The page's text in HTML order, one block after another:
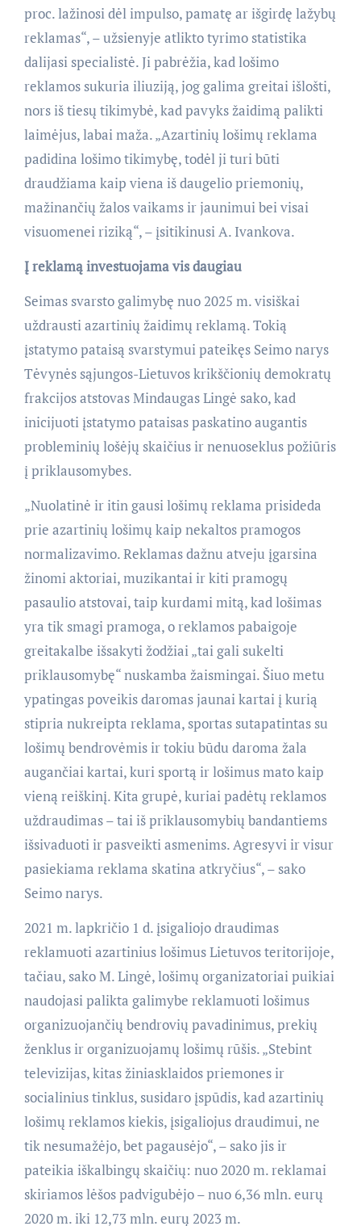
proc. lažinosi dėl impulso, pamatę ar išgirdę lažybų
reklamas“, – užsienyje atlikto tyrimo statistika
dalijasi specialistė. Ji pabrėžia, kad lošimo
reklamos sukuria iliuziją, jog galima greitai išlošti,
nors iš tiesų tikimybė, kad pavyks žaidimą palikti
laimėjus, labai maža. „Azartinių lošimų reklama
padidina lošimo tikimybę, todėl ji turi būti
draudžiama kaip viena iš daugelio priemonių,
mažinančių žalos vaikams ir jaunimui bei visai
visuomenei riziką“, – įsitikinusi A. Ivankova.
Į reklamą investuojama vis daugiau
Seimas svarsto galimybę nuo 2025 m. visiškai
uždrausti azartinių žaidimų reklamą. Tokią
įstatymo pataisą svarstymui pateikęs Seimo narys
Tėvynės sąjungos-Lietuvos krikščionių demokratų
frakcijos atstovas Mindaugas Lingė sako, kad
inicijuoti įstatymo pataisas paskatino augantis
probleminių lošėjų skaičius ir nenuoseklus požiūris
į priklausomybes.
„Nuolatinė ir itin gausi lošimų reklama prisideda
prie azartinių lošimų kaip nekaltos pramogos
normalizavimo. Reklamas dažnu atveju įgarsina
žinomi aktoriai, muzikantai ir kiti pramogų
pasaulio atstovai, taip kurdami mitą, kad lošimas
yra tik smagi pramoga, o reklamos pabaigoje
greitakalbe išsakyti žodžiai „tai gali sukelti
priklausomybę“ nuskamba žaismingai. Šiuo metu
ypatingas poveikis daromas jaunai kartai į kurią
stipria nukreipta reklama, sportas sutapatintas su
lošimų bendrovėmis ir tokiu būdu daroma žala
augančiai kartai, kuri sportą ir lošimus mato kaip
vieną reiškinį. Kita grupė, kuriai padėtų reklamos
uždraudimas – tai iš priklausomybių bandantiems
išsivaduoti ir pasveikti asmenims. Agresyvi ir visur
pasiekiama reklama skatina atkryčius“, – sako
Seimo narys.
2021 m. lapkričio 1 d. įsigaliojo draudimas
reklamuoti azartinius lošimus Lietuvos teritorijoje,
tačiau, sako M. Lingė, lošimų organizatoriai puikiai
naudojasi palikta galimybe reklamuoti lošimus
organizuojančių bendrovių pavadinimus, prekių
ženklus ir organizuojamų lošimų rūšis. „Stebint
televizijas, kitas žiniasklaidos priemones ir
socialinius tinklus, susidaro įspūdis, kad azartinių
lošimų reklamos kiekis, įsigaliojus draudimui, ne
tik nesumažėjo, bet pagausėjo“, – sako jis ir
pateikia iškalbingų skaičių: nuo 2020 m. reklamai
skiriamos lėšos padvigubėjo – nuo 6,36 mln. eurų
2020 m. iki 12,73 mln. eurų 2023 m.